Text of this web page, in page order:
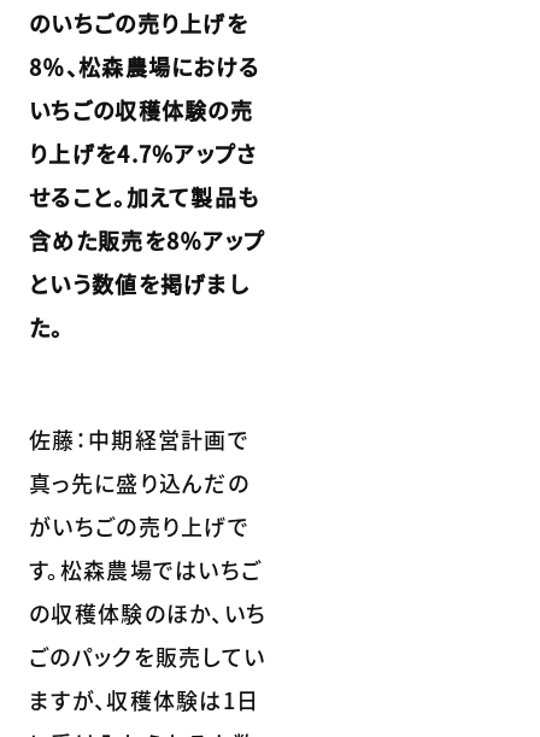
のいちごの売り上げを
8％、松森農場における
いちごの収穫体験の売
り上げを4.7%アップさ
せること。加えて製品も
含めた販売を8％アップ
という数値を掲げまし
た。
佐藤：中期経営計画で
真っ先に盛り込んだの
がいちごの売り上げで
す。松森農場ではいちご
の収穫体験のほか、いち
ごのパックを販売してい
ますが、収穫体験は1日